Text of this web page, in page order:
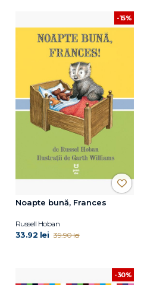
-15%
Noapte bună, Frances
Russell Hoban
33.92 lei 39.90 lei
-30%